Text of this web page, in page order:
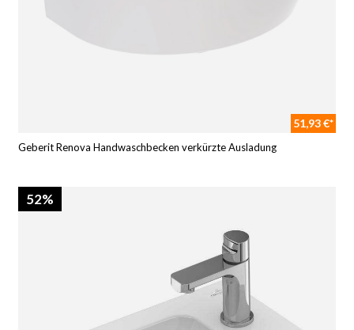
51,93 €*
Geberit Renova Handwaschbecken verkürzte Ausladung
52%